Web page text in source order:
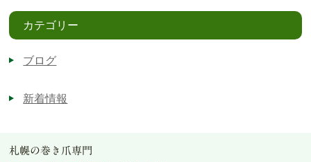
カテゴリー
ブログ
新着情報